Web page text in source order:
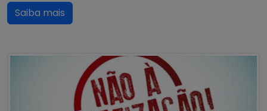
Saiba mais